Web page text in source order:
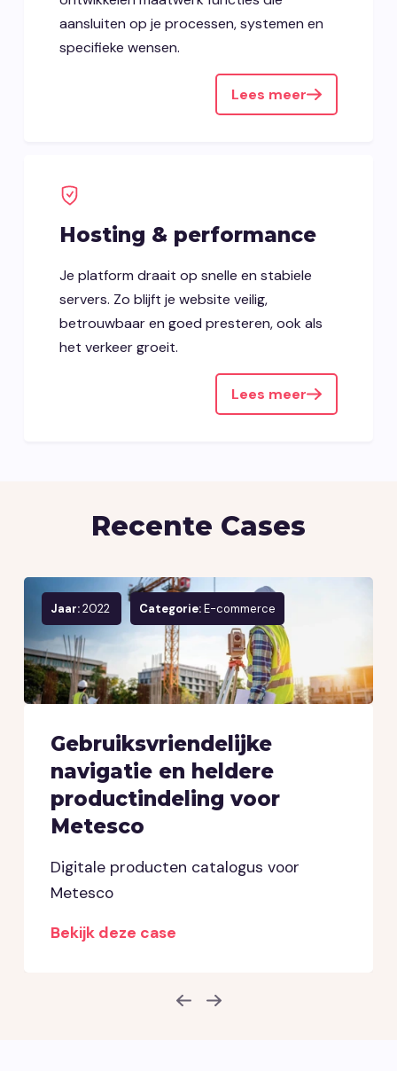
aansluiten op je processen, systemen en
specifieke wensen.
Lees meer
Hosting & performance
Je platform draait op snelle en stabiele
servers. Zo blijft je website veilig,
betrouwbaar en goed presteren, ook als
het verkeer groeit.
Lees meer
Recente Cases
Jaar:2022 Categorie:E-commerce
Gebruiksvriendelijke
navigatie en heldere
productindeling voor
Metesco
Digitale producten catalogus voor
Metesco
Bekijk deze case